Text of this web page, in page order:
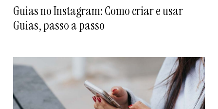
Guias no Instagram: Como criar e usar
Guias, passo a passo